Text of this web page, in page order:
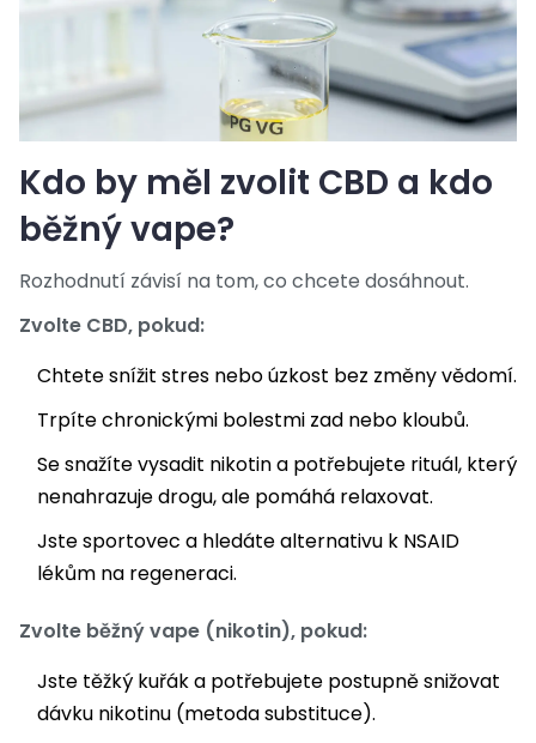
Kdo by měl zvolit CBD a kdo
běžný vape?
Rozhodnutí závisí na tom, co chcete dosáhnout.
Zvolte CBD, pokud:
Chtete snížit stres nebo úzkost bez změny vědomí.
Trpíte chronickými bolestmi zad nebo kloubů.
Se snažíte vysadit nikotin a potřebujete rituál, který
nenahrazuje drogu, ale pomáhá relaxovat.
Jste sportovec a hledáte alternativu k NSAID
lékům na regeneraci.
Zvolte běžný vape (nikotin), pokud:
Jste těžký kuřák a potřebujete postupně snižovat
dávku nikotinu (metoda substituce).